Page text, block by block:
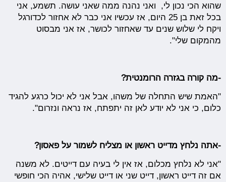
שהוא הכי נכון לי, ואני נהנה ממה שאני עושה. תשמע, אני
בכל זאת בן 25 היום, אז עכשיו אני כבר לא אחזור לכדורגל
ויקח לי שלוש שנים עד שאחזור לכושר, אז אני מבסוט
מהמקום שלי".
-מה קורה בגזרה הרומנטית?
"האמת שיש התחלה של משהו, אבל אני לא יכול כרגע להגיד
כלום, כי אני לא יודע לאן זה יתפתח, אז נראה ונזרום".
-אתה נלחץ מדייט ראשון או מצליח לשמור על פאסון?
"אני לא נלחץ מכלום, אז אין לי בעיה עם דייטים. לא משנה
אם זה דייט ראשון, דייט שני או דייט שלישי, אהיה הכי חופשי